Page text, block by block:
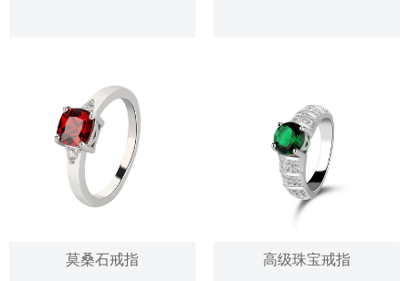
莫桑石戒指 高级珠宝戒指